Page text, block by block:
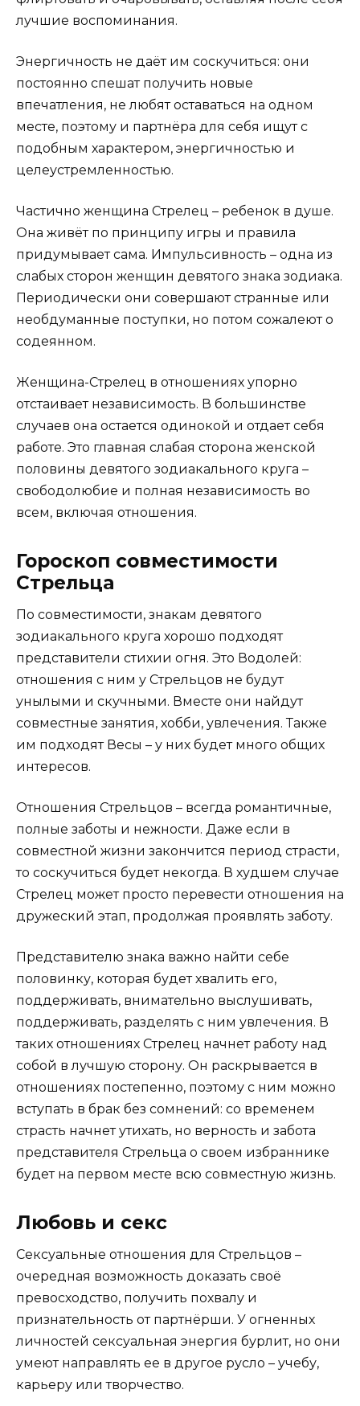
лучшие воспоминания.
Энергичность не даёт им соскучиться: они
постоянно спешат получить новые
впечатления, не любят оставаться на одном
месте, поэтому и партнёра для себя ищут с
подобным характером, энергичностью и
целеустремленностью.
Частично женщина Стрелец – ребенок в душе.
Она живёт по принципу игры и правила
придумывает сама. Импульсивность – одна из
слабых сторон женщин девятого знака зодиака.
Периодически они совершают странные или
необдуманные поступки, но потом сожалеют о
содеянном.
Женщина-Стрелец в отношениях упорно
отстаивает независимость. В большинстве
случаев она остается одинокой и отдает себя
работе. Это главная слабая сторона женской
половины девятого зодиакального круга –
свободолюбие и полная независимость во
всем, включая отношения.
Гороскоп совместимости
Стрельца
По совместимости, знакам девятого
зодиакального круга хорошо подходят
представители стихии огня. Это Водолей:
отношения с ним у Стрельцов не будут
унылыми и скучными. Вместе они найдут
совместные занятия, хобби, увлечения. Также
им подходят Весы – у них будет много общих
интересов.
Отношения Стрельцов – всегда романтичные,
полные заботы и нежности. Даже если в
совместной жизни закончится период страсти,
то соскучиться будет некогда. В худшем случае
Стрелец может просто перевести отношения на
дружеский этап, продолжая проявлять заботу.
Представителю знака важно найти себе
половинку, которая будет хвалить его,
поддерживать, внимательно выслушивать,
поддерживать, разделять с ним увлечения. В
таких отношениях Стрелец начнет работу над
собой в лучшую сторону. Он раскрывается в
отношениях постепенно, поэтому с ним можно
вступать в брак без сомнений: со временем
страсть начнет утихать, но верность и забота
представителя Стрельца о своем избраннике
будет на первом месте всю совместную жизнь.
Любовь и секс
Сексуальные отношения для Стрельцов –
очередная возможность доказать своё
превосходство, получить похвалу и
признательность от партнёрши. У огненных
личностей сексуальная энергия бурлит, но они
умеют направлять ее в другое русло – учебу,
карьеру или творчество.